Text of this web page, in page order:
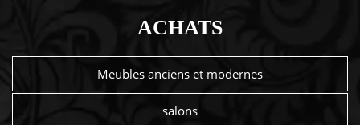
ACHATS
Meubles anciens et modernes
salons